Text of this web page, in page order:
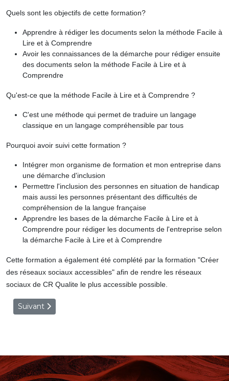
Quels sont les objectifs de cette formation?
Apprendre à rédiger les documents selon la méthode Facile à
Lire et à Comprendre
Avoir les connaissances de la démarche pour rédiger ensuite
des documents selon la méthode Facile à Lire et à
Comprendre
Qu'est-ce que la méthode Facile à Lire et à Comprendre ?
C'est une méthode qui permet de traduire un langage
classique en un langage compréhensible par tous
Pourquoi avoir suivi cette formation ?
Intégrer mon organisme de formation et mon entreprise dans
une démarche d'inclusion
Permettre l'inclusion des personnes en situation de handicap
mais aussi les personnes présentant des difficultés de
compréhension de la langue française
Apprendre les bases de la démarche Facile à Lire et à
Comprendre pour rédiger les documents de l'entreprise selon
la démarche Facile à Lire et à Comprendre
Cette formation a également été complété par la formation "Créer
des réseaux sociaux accessibles" afin de rendre les réseaux
sociaux de CR Qualite le plus accessible possible.
Article suivant : Nouvelle qualification
Suivant